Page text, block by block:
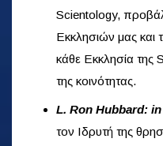
Scientology,
Εκκλησιών μας και
κάθε Εκκλησία της
της κοινότητας.
L. Ron Hubbard:
τον Ιδρυτή της